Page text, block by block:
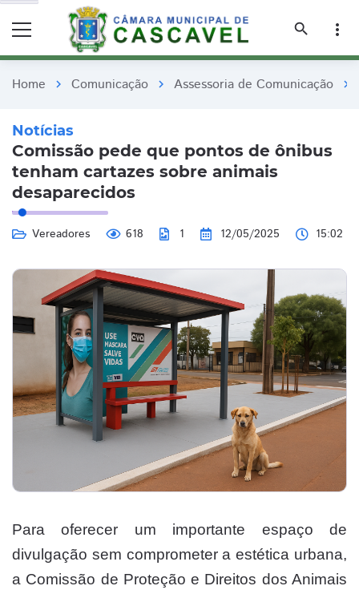
remove_red_eye
search
more_vert
Home chevron_right Comunicação chevron_right Assessoria de Comunicação chevron_right
Notícias
Comissão pede que pontos de ônibus
tenham cartazes sobre animais
desaparecidos
Vereadores 618 1 12/05/2025 15:02
Para oferecer um importante espaço de
divulgação sem comprometer a estética urbana,
a Comissão de Proteção e Direitos dos Animais